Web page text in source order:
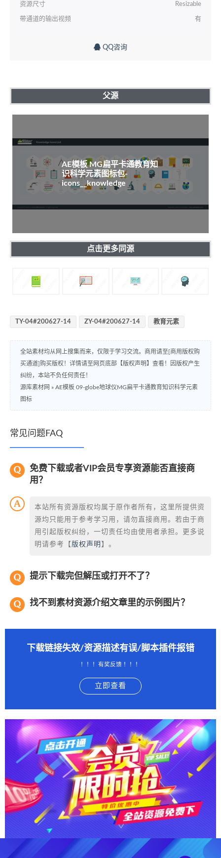
资源尺寸 Resizable
带通道的输出视频 有
QQ咨询
父源
AE模板 MG扁平卡通教育知
识科学元素图标包-
icons__knowledge
点击更多同源
TY-04#200627-14 ZY-04#200627-14 教育元素
全站素材均从网上搜集而来，仅限于学习交流。商用请至[商用版权购
买通道]购买版权！详情请至网页底部【版权声明】查看！因版权产生
纠纷，本站不负任何责任！
源库素材网 » AE模板 09-globe地球仪MG扁平卡通教育知识科学元素
图标
常见问题FAQ
免费下载或者VIP会员专享资源能否直接商
用？
本站所有资源版权均属于原作者所有，这里所提供资
源均只能用于参考学习用，请勿直接商用。若由于商
用引起版权纠纷，一切责任均由使用者承担。更多说
明请参考【 版权声明 】。
提示下载完但解压或打开不了？
找不到素材资源介绍文章里的示例图片？
下载链接失效/资源描述有误/脚本插件报错
！！！有奖反馈 ！！！
立即查看